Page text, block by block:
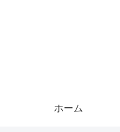
ホーム